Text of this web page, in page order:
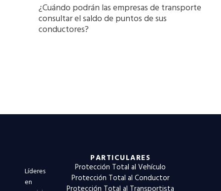
¿Cuándo podrán las empresas de transporte
consultar el saldo de puntos de sus
conductores?
Líderes
en
PARTICULARES
Protección Total al Vehículo
Protección Total al Conductor